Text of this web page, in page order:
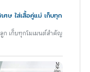
ศษ ใส่เสื้อคู่แม่ เก็บทุก
ก เก็บทุกโมเมนต์สำคัญ